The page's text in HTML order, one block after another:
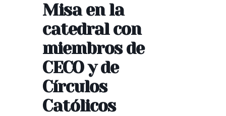
Misa en la
catedral con
miembros de
CECO y de
Círculos
Católicos